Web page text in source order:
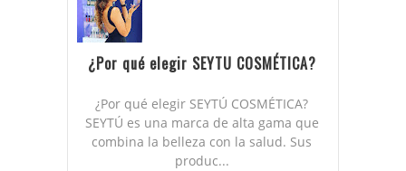
¿Por qué elegir SEYTU COSMÉTICA?
¿Por qué elegir SEYTÚ COSMÉTICA?
SEYTÚ es una marca de alta gama que
combina la belleza con la salud. Sus
produc...